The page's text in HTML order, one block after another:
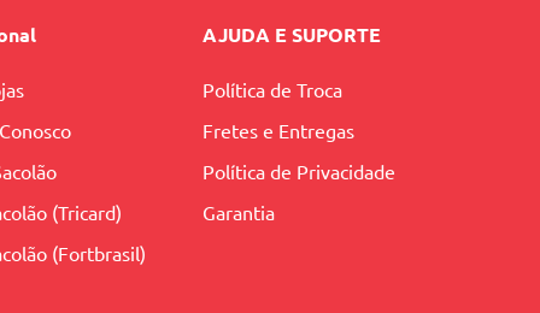
(Tricard)
(Fortbrasil)
AJUDA E SUPORTE
Política de Troca
Fretes e Entregas
Política de Privacidade
Garantia